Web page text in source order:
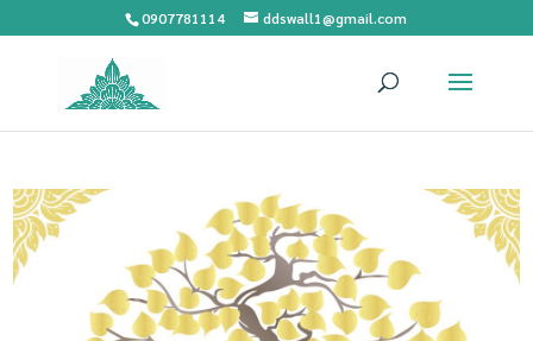
0907781114 ddswall1@gmail.com